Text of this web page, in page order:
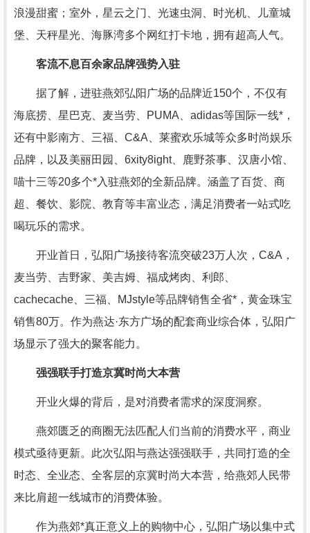
浪漫甜蜜；室外，星云之门、光速虫洞、时光机、儿童城
堡、天秤星光、海豚湾多个网红打卡地，拥有超高人气。
客流不息百余家品牌强势入驻
据了解，进驻燕郊弘阳广场的品牌近150个，不仅有
海底捞、星巴克、麦当劳、PUMA、adidas等国际一线*，
还有中影南方、三福、C&A、莱蜜欢乐城等众多时尚娱乐
品牌，以及美丽田园、6xity8ight、鹿野茶事、汉唐小馆、
喵十三等20多个*入驻燕郊的全新品牌。涵盖了百货、商
超、餐饮、影院、教育等丰富业态，满足消费者一站式吃
喝玩乐的需求。
开业首日，弘阳广场接待客流突破23万人次，C&A，
麦当劳、吉野家、美吉姆、福成烤肉、利郎、
cachecache、三福、MJstyle等品牌销售全省*，黄金珠宝
销售80万。作为燕达·东方广场的配套商业综合体，弘阳广
场显示了强大的聚客能力。
强强联手打造京冀时尚大本营
开业火爆的背后，是对消费者需求的深度洞察。
燕郊匮乏的商圈无法匹配人们当前的消费水平，商业
模式亟待更新。此次弘阳与燕达强强联手，共同打造的全
时态、全业态、全客层的京冀时尚大本营，给燕郊人民带
来比肩超一线城市的消费体验。
作为燕郊*真正意义上的购物中心，弘阳广场以集中式